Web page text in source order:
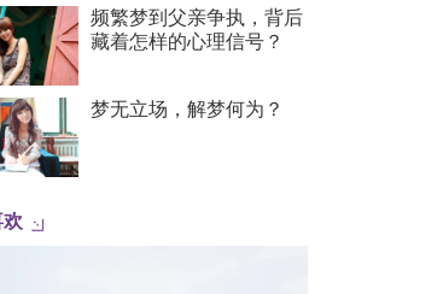
频繁梦到父亲争执，背后
藏着怎样的心理信号？
梦无立场，解梦何为？